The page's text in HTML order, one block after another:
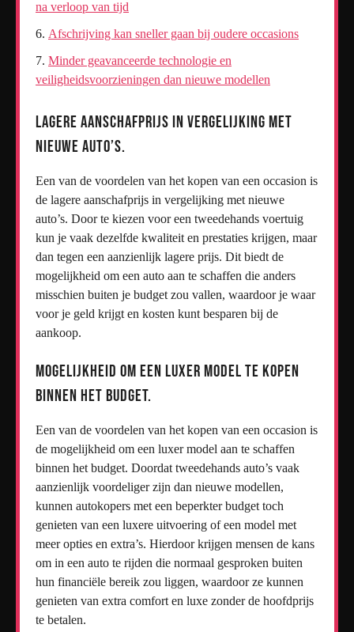
na verloop van tijd
Afschrijving kan sneller gaan bij oudere occasions
Minder geavanceerde technologie en
veiligheidsvoorzieningen dan nieuwe modellen
Lagere aanschafprijs in vergelijking met
nieuwe auto’s.
Een van de voordelen van het kopen van een occasion is
de lagere aanschafprijs in vergelijking met nieuwe
auto’s. Door te kiezen voor een tweedehands voertuig
kun je vaak dezelfde kwaliteit en prestaties krijgen, maar
dan tegen een aanzienlijk lagere prijs. Dit biedt de
mogelijkheid om een auto aan te schaffen die anders
misschien buiten je budget zou vallen, waardoor je waar
voor je geld krijgt en kosten kunt besparen bij de
aankoop.
Mogelijkheid om een luxer model te kopen
binnen het budget.
Een van de voordelen van het kopen van een occasion is
de mogelijkheid om een luxer model aan te schaffen
binnen het budget. Doordat tweedehands auto’s vaak
aanzienlijk voordeliger zijn dan nieuwe modellen,
kunnen autokopers met een beperkter budget toch
genieten van een luxere uitvoering of een model met
meer opties en extra’s. Hierdoor krijgen mensen de kans
om in een auto te rijden die normaal gesproken buiten
hun financiële bereik zou liggen, waardoor ze kunnen
genieten van extra comfort en luxe zonder de hoofdprijs
te betalen.